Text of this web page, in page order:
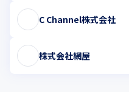
C Channel株式会社
株式会社網屋